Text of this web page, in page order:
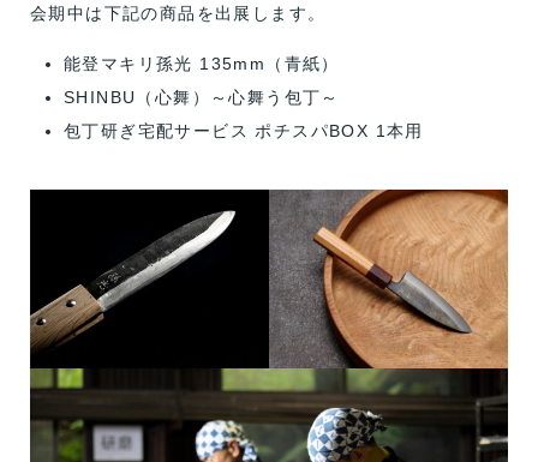
会期中は下記の商品を出展します。
能登マキリ孫光 135mm（青紙）
SHINBU（心舞）～心舞う包丁～
包丁研ぎ宅配サービス ポチスパBOX 1本用